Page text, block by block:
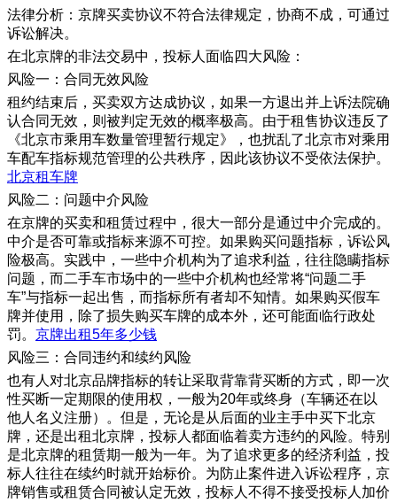
法律分析：京牌买卖协议不符合法律规定，协商不成，可通过
诉讼解决。
在北京牌的非法交易中，投标人面临四大风险：
风险一：合同无效风险
租约结束后，买卖双方达成协议，如果一方退出并上诉法院确
认合同无效，则被判定无效的概率极高。由于租售协议违反了
《北京市乘用车数量管理暂行规定》，也扰乱了北京市对乘用
车配车指标规范管理的公共秩序，因此该协议不受依法保护。
北京租车牌
风险二：问题中介风险
在京牌的买卖和租赁过程中，很大一部分是通过中介完成的。
中介是否可靠或指标来源不可控。如果购买问题指标，诉讼风
险极高。实践中，一些中介机构为了追求利益，往往隐瞒指标
问题，而二手车市场中的一些中介机构也经常将“问题二手
车”与指标一起出售，而指标所有者却不知情。如果购买假车
牌并使用，除了损失购买车牌的成本外，还可能面临行政处
罚。 京牌出租5年多少钱
风险三：合同违约和续约风险
也有人对北京品牌指标的转让采取背靠背买断的方式，即一次
性买断一定期限的使用权，一般为20年或终身（车辆还在以
他人名义注册）。但是，无论是从后面的业主手中买下北京
牌，还是出租北京牌，投标人都面临着卖方违约的风险。特别
是北京牌的租赁期一般为一年。为了追求更多的经济利益，投
标人往往在续约时就开始标价。为防止案件进入诉讼程序，京
牌销售或租赁合同被认定无效，投标人不得不接受投标人加价